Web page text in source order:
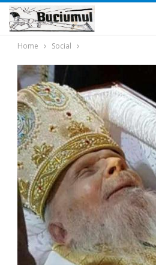
Home Social